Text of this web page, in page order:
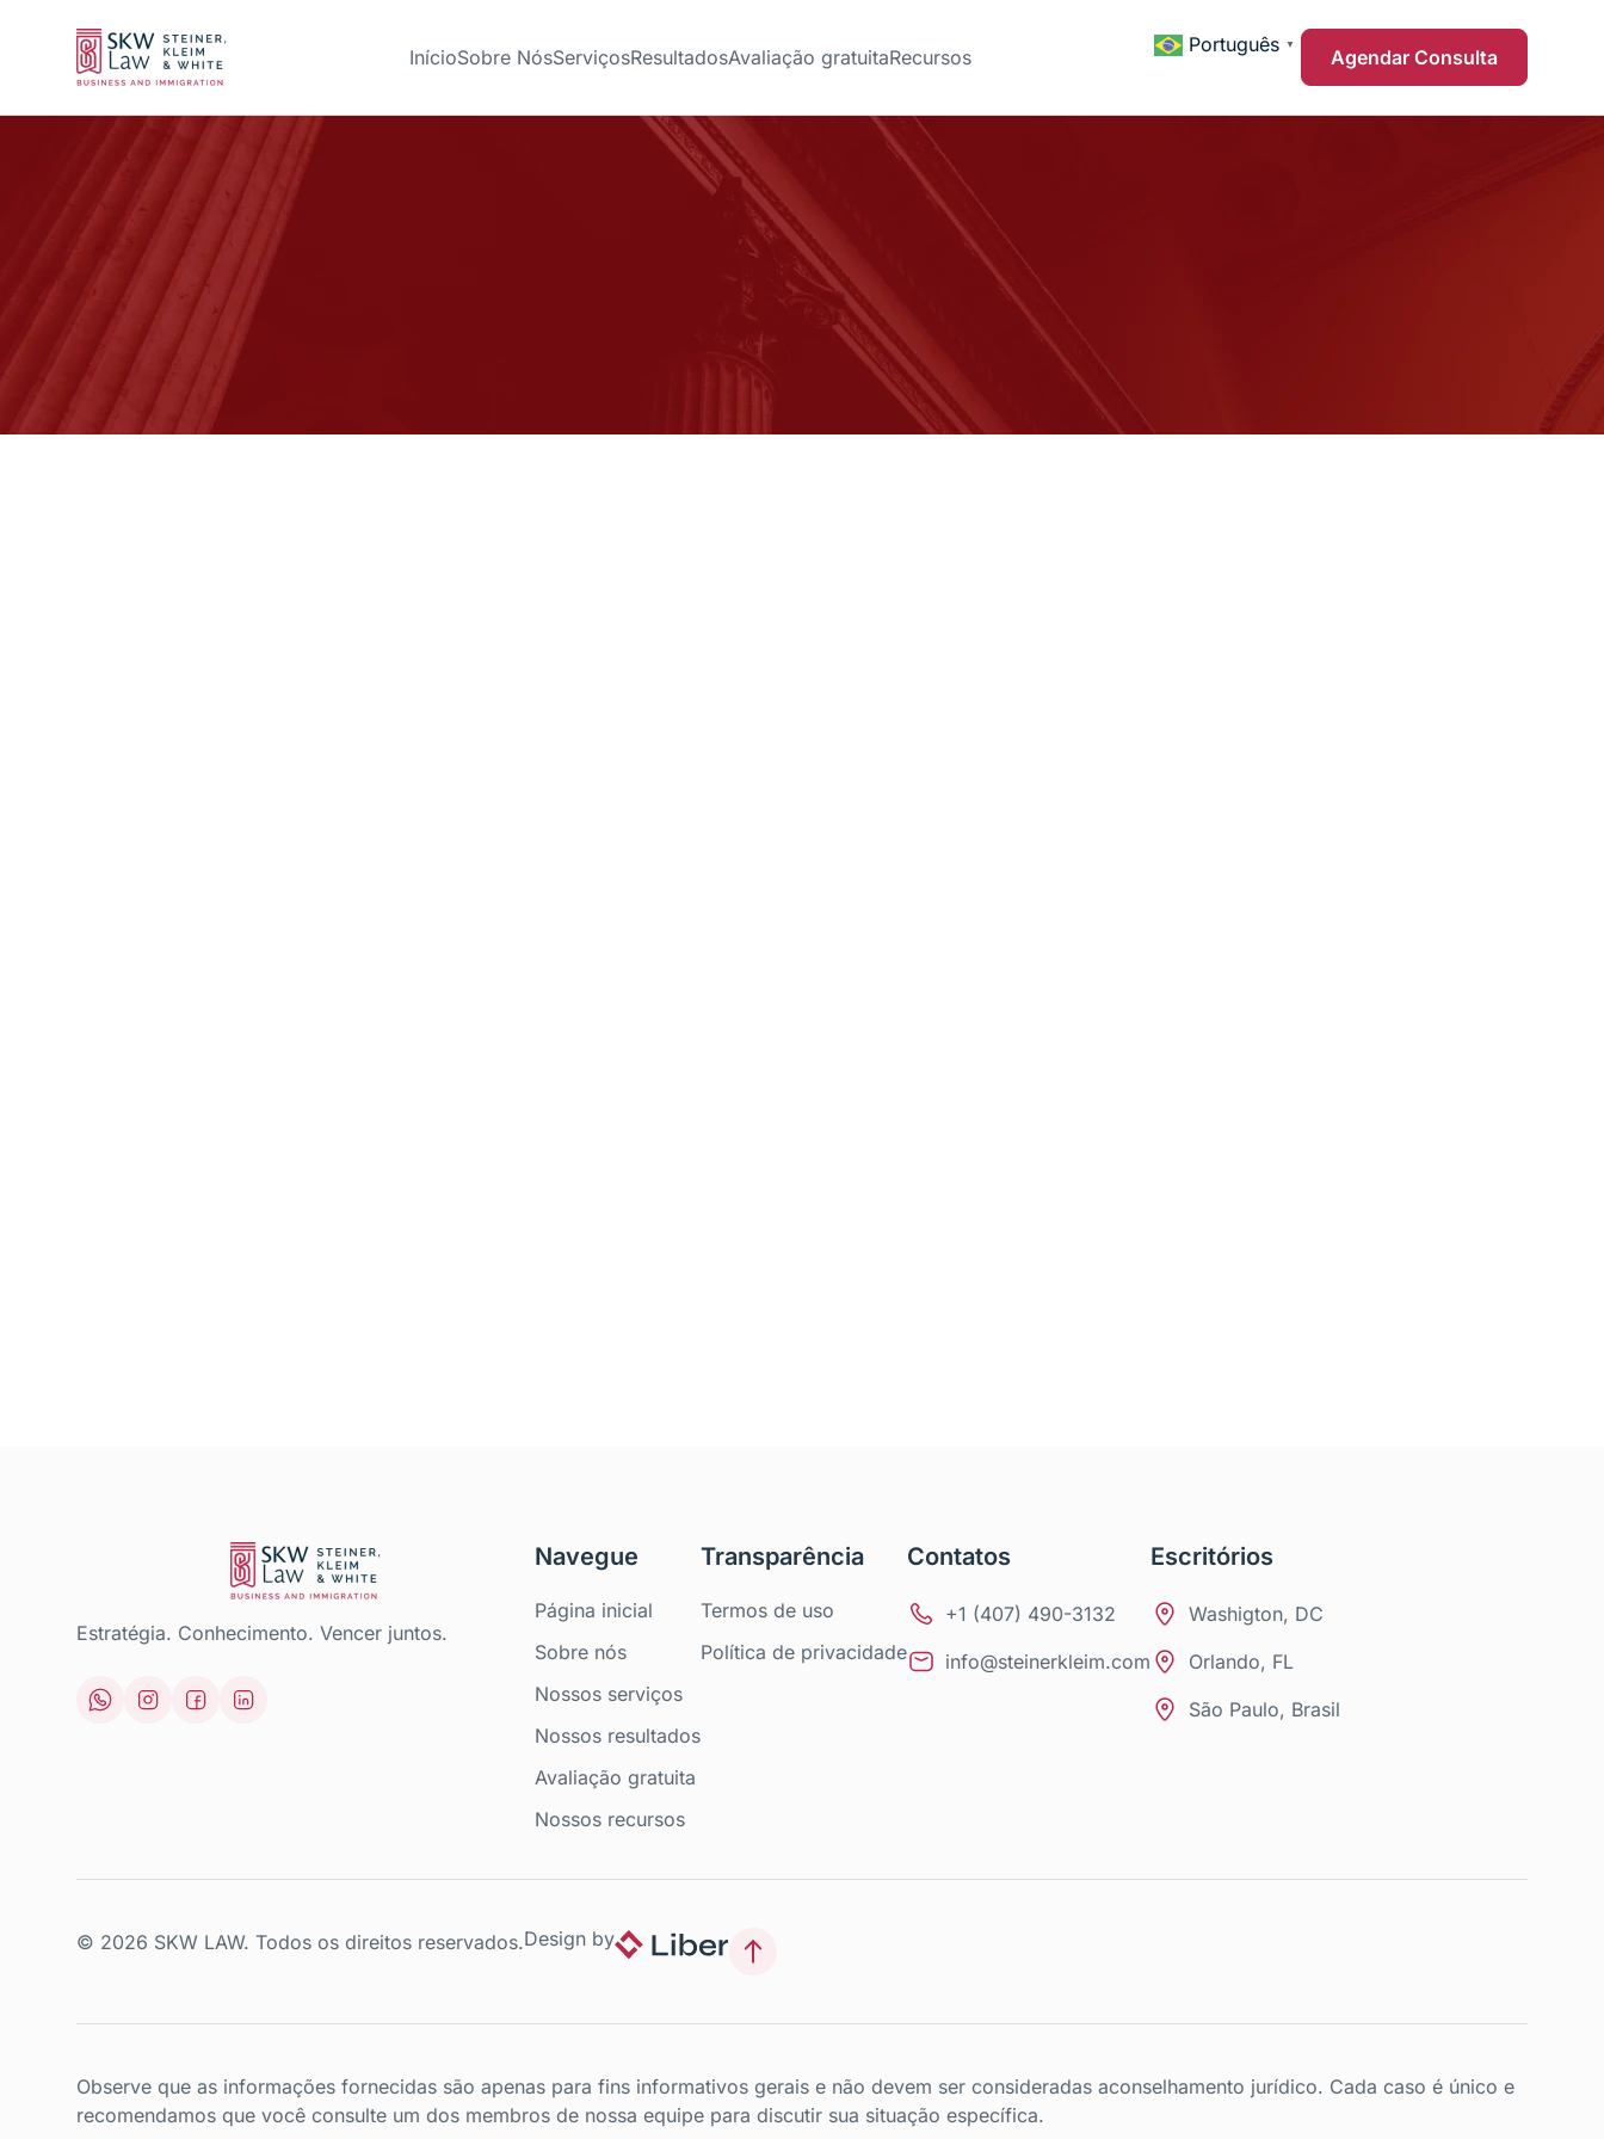
InícioSobre NósServiçosResultadosAvaliação gratuitaRecursos
Português ▼
Agendar Consulta
Estratégia. Conhecimento. Vencer juntos.
Navegue
Página inicial
Sobre nós
Nossos serviços
Nossos resultados
Avaliação gratuita
Nossos recursos
Transparência
Termos de uso
Política de privacidade
Contatos
+1 (407) 490-3132
info@steinerkleim.com
Escritórios
Washigton, DC
Orlando, FL
São Paulo, Brasil
© 2026 SKW LAW. Todos os direitos reservados.Design by
Observe que as informações fornecidas são apenas para fins informativos gerais e não devem ser consideradas aconselhamento jurídico. Cada caso é único e
recomendamos que você consulte um dos membros de nossa equipe para discutir sua situação específica.